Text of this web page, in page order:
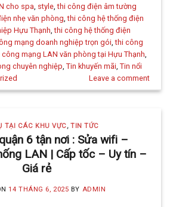
cho spa, style,thi công điện âm tường
nhẹ văn phòng,thi công hệ thống điện
Hựu Thạnh,thi công hệ thống điện
mạng doanh nghiệp trọn gói,thi công
công mạng LAN văn phòng tại Hựu Thạnh,
chuyên nghiệp,Tin khuyến mãi,Tin nổi
Leave a comment
TẠI CÁC KHU VỰC,TIN TỨC
6 tận nơi : Sửa wifi –
LAN | Cấp tốc – Uy tín –
Giá rẻ
14 THÁNG 6, 2025 BY ADMIN